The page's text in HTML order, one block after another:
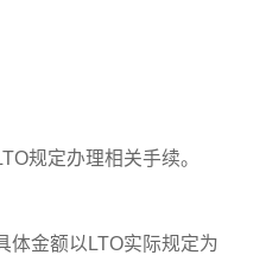
规定办理相关手续。
体金额以LTO实际规定为